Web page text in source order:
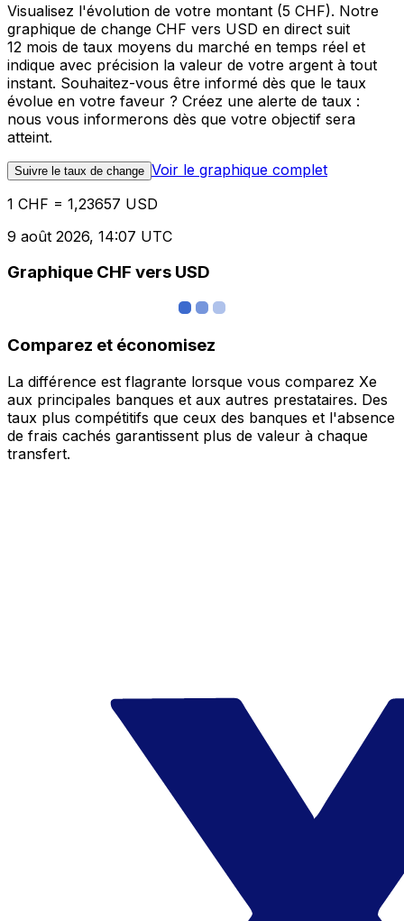
Visualisez l'évolution de votre montant (5 CHF). Notre
graphique de change CHF vers USD en direct suit
12 mois de taux moyens du marché en temps réel et
indique avec précision la valeur de votre argent à tout
instant. Souhaitez-vous être informé dès que le taux
évolue en votre faveur ? Créez une alerte de taux :
nous vous informerons dès que votre objectif sera
atteint.
Suivre le taux de change Voir le graphique complet
1 CHF = 1,23657 USD
9 août 2026, 14:07 UTC
Graphique CHF vers USD
Comparez et économisez
La différence est flagrante lorsque vous comparez Xe
aux principales banques et aux autres prestataires. Des
taux plus compétitifs que ceux des banques et l'absence
de frais cachés garantissent plus de valeur à chaque
transfert.